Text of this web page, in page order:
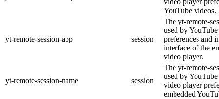
video player
YouTube videos.
yt-remote-session-app session
The yt-remote-
used by
preferences and
interface of the
video player.
yt-remote-session-name session
The yt-remote-
used by
video player
embedded